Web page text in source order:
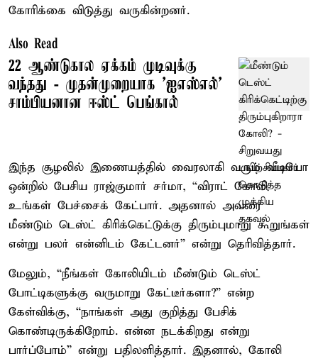
கோரிக்கை விடுத்து வருகின்றனர்.
Also Read
22 ஆண்டுகால ஏக்கம் முடிவுக்கு
வந்தது - முதன்முறையாக ’ஐஎஸ்எல்’
சாம்பியனான ஈஸ்ட் பெங்கால்
இந்த சூழலில் இணையத்தில் வைரலாகி வரும் வீடியோ
ஒன்றில் பேசிய ராஜ்குமார் சர்மா, “விராட் கோலி
உங்கள் பேச்சைக் கேட்பார். அதனால் அவரை
மீண்டும் டெஸ்ட் கிரிக்கெட்டுக்கு திரும்புமாறு கூறுங்கள்
என்று பலர் என்னிடம் கேட்டனர்” என்று தெரிவித்தார்.
மேலும், “நீங்கள் கோலியிடம் மீண்டும் டெஸ்ட்
போட்டிகளுக்கு வருமாறு கேட்டீர்களா?” என்ற
கேள்விக்கு, “நாங்கள் அது குறித்து பேசிக்
கொண்டிருக்கிறோம். என்ன நடக்கிறது என்று
பார்ப்போம்” என்று பதிலளித்தார். இதனால், கோலி